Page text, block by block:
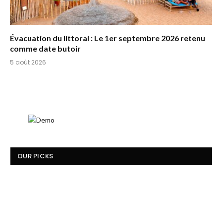
Évacuation du littoral : Le 1er septembre 2026 retenu
comme date butoir
5 août 2026
OUR PICKS